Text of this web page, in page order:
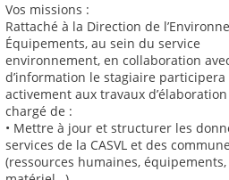
Vos missions :
Rattaché à la Direction de
Équipements, au sein du service
environnement, en collaboration
d’information le stagiaire participera
activement aux travaux
chargé de :
• Mettre à jour et structurer les
services de la CASVL et des
(ressources humaines,